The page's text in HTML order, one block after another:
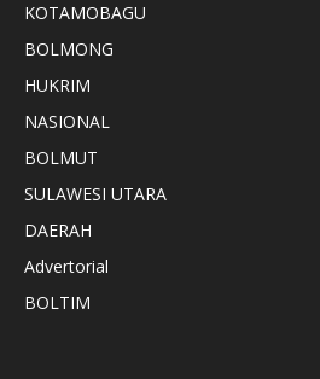
KOTAMOBAGU
BOLMONG
HUKRIM
NASIONAL
BOLMUT
SULAWESI UTARA
DAERAH
Advertorial
BOLTIM